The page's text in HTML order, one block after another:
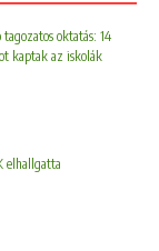
az aktív
néha többet ér,
egy kellemes
legjobb
oktatás: 14
kaptak az iskolák
elhallgatta